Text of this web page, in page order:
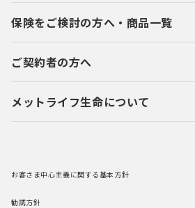
保険をご検討の方へ・商品一覧
ご契約者の方へ
メットライフ生命について
お客さま中心主義に関する基本方針
勧誘方針